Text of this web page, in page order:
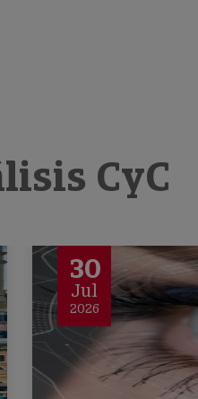
CyC
30
Jul
2026